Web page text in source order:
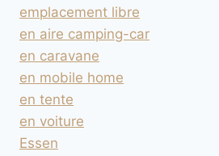
emplacement libre
en aire camping-car
en caravane
en mobile home
en tente
en voiture
Essen